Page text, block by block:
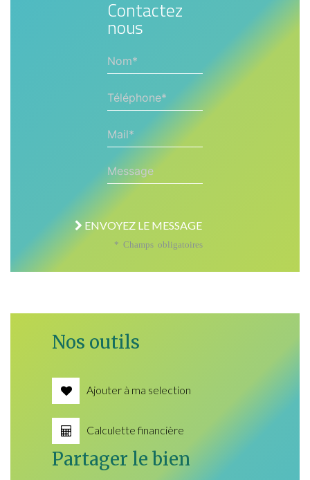
Contactez
nous
Nom*
Téléphone*
Mail*
Message
ENVOYEZ LE MESSAGE
* Champs obligatoires
Nos outils
Ajouter à ma selection
Calculette financière
Partager le bien